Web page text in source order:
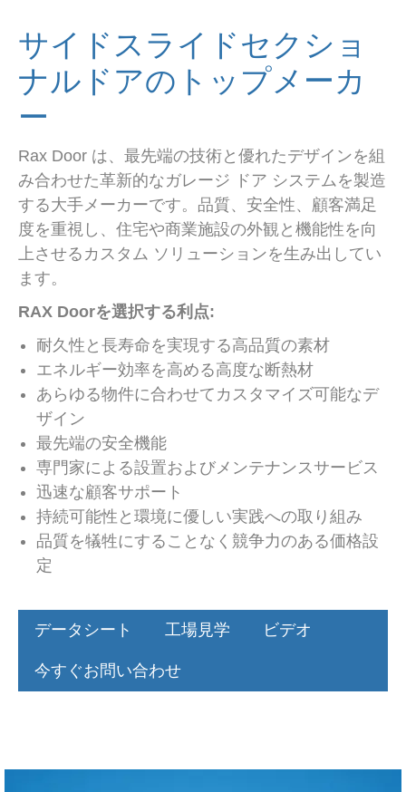
サイドスライドセクショ
ナルドアのトップメーカ
ー
Rax Door は、最先端の技術と優れたデザインを組
み合わせた革新的なガレージ ドア システムを製造
する大手メーカーです。品質、安全性、顧客満足
度を重視し、住宅や商業施設の外観と機能性を向
上させるカスタム ソリューションを生み出してい
ます。
RAX Doorを選択する利点:
耐久性と長寿命を実現する高品質の素材
エネルギー効率を高める高度な断熱材
あらゆる物件に合わせてカスタマイズ可能なデ
ザイン
最先端の安全機能
専門家による設置およびメンテナンスサービス
迅速な顧客サポート
持続可能性と環境に優しい実践への取り組み
品質を犠牲にすることなく競争力のある価格設
定
データシート 工場見学 ビデオ
今すぐお問い合わせ